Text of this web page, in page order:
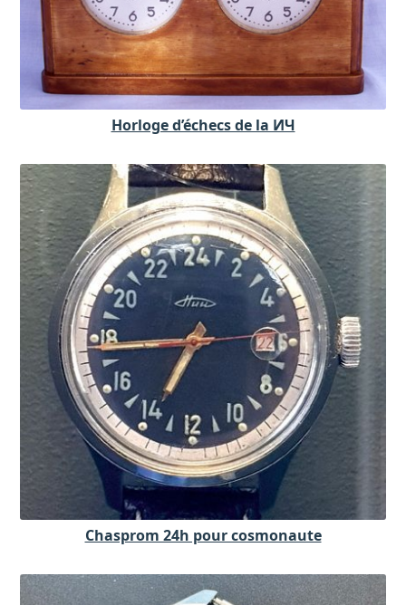
Horloge d’échecs de la ИЧ
Chasprom 24h pour cosmonaute